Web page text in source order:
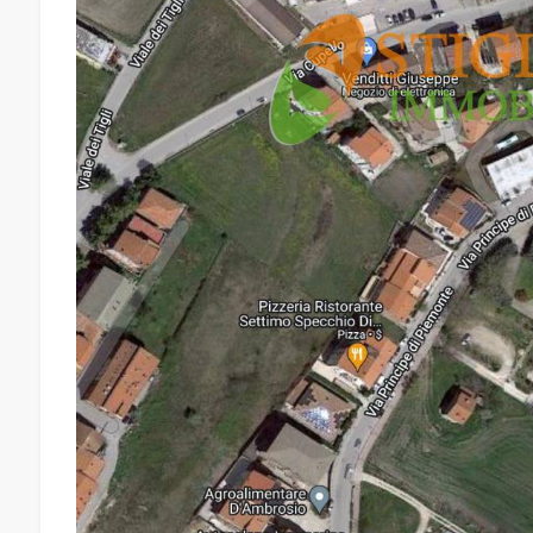
Giardino
Posto auto/Box
Balcone/Terrazzo
Ascensore
Arredato
Nuova costruzione
Lusso